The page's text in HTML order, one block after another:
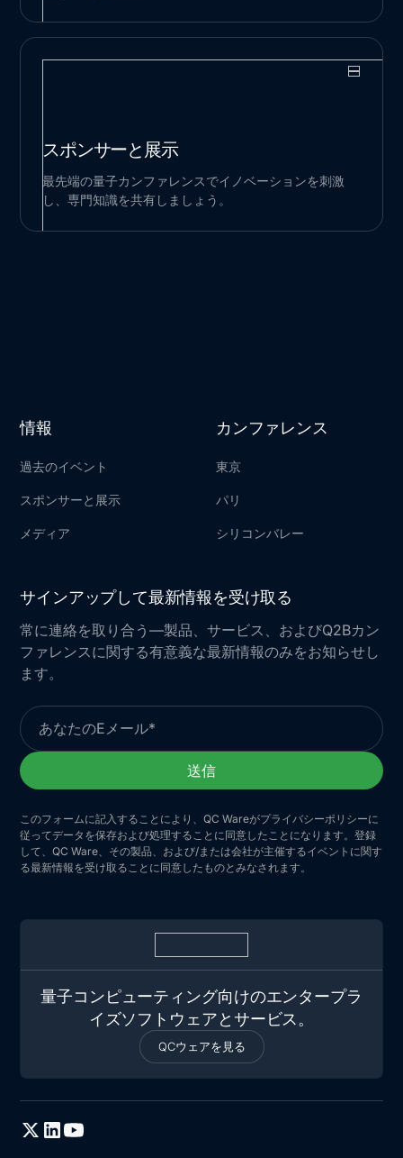
スポンサーと展示
最先端の量子カンファレンスでイノベーションを刺激
し、専門知識を共有しましょう。
カンファレンス
東京
パリ
シリコンバレー
情報
過去のイベント
スポンサーと展示
メディア
サインアップして最新情報を受け取る
常に連絡を取り合う—製品、サービス、およびQ2Bカン
ファレンスに関する有意義な最新情報のみをお知らせし
ます。
このフォームに記入することにより、QC Wareがプライバシーポリシーに
従ってデータを保存および処理することに同意したことになります。登録
して、QC Ware、その製品、および/または会社が主催するイベントに関す
る最新情報を受け取ることに同意したものとみなされます。
量子コンピューティング向けのエンタープラ
イズソフトウェアとサービス。
QCウェアを見る